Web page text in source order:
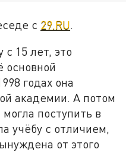
с 29.RU.
15 лет, это
основной
годах она
академии. А потом
поступить в
учёбу с отличием,
от этого